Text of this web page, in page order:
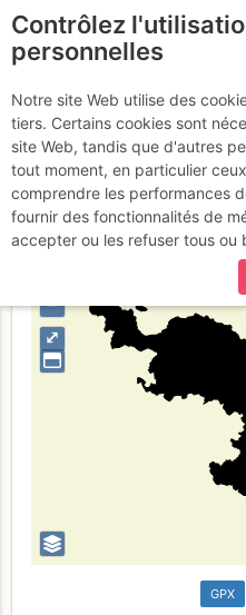
Province
Type de région limite
⤢
–
GPX
Contrôlez
personnelles
Notre site Web utilise des
tiers. Certains cookies sont
site Web, tandis que d'autres
tout moment, en particulier
comprendre les performances
fournir des fonctionnalités de
accepter ou les refuser tous ou